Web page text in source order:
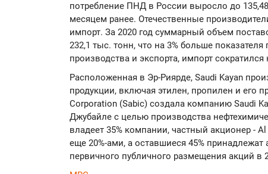
потребление ПНД в России выросло до
месяцем ранее. Отечественные
импорт. За 2020 год суммарный объем
232,1 тыс. тонн, что на 3% больше
производства и экспорта, импорт сократился
Расположенная в Эр-Риярде, Saudi Kayan
продукции, включая этилен, пропилен и его
Corporation (Sabic) создала компанию Saudi
Джубайле с целью производства
владеет 35% компании, частный акционер -
еще 20%-ами, а оставшиеся 45%
первичного публичного размещения акций в